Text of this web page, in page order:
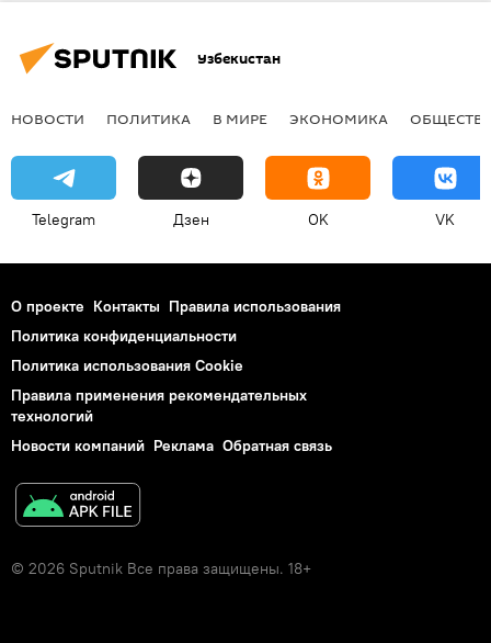
Узбекистан
НОВОСТИ ПОЛИТИКА В МИРЕ ЭКОНОМИКА
Telegram Дзен OK VK
О проекте Контакты Правила использования
Политика конфиденциальности
Политика использования Cookie
Правила применения рекомендательных
технологий
Новости компаний Реклама Обратная связь
© 2026 Sputnik Все права защищены. 18+